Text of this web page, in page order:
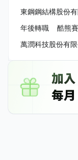
東鋼鋼結構股份
年後轉職
酷熊
萬潤科技股份有